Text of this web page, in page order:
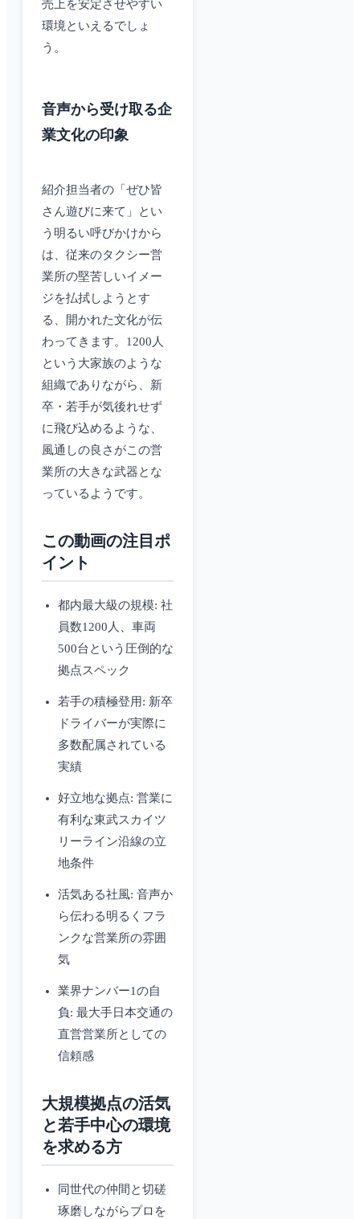
売上を安定させやすい
環境といえるでしょ
う。
音声から受け取る企
業文化の印象
紹介担当者の「ぜひ皆
さん遊びに来て」とい
う明るい呼びかけから
は、従来のタクシー営
業所の堅苦しいイメー
ジを払拭しようとす
る、開かれた文化が伝
わってきます。1200人
という大家族のような
組織でありながら、新
卒・若手が気後れせず
に飛び込めるような、
風通しの良さがこの営
業所の大きな武器とな
っているようです。
この動画の注目ポ
イント
都内最大級の規模: 社
員数1200人、車両
500台という圧倒的な
拠点スペック
若手の積極登用: 新卒
ドライバーが実際に
多数配属されている
実績
好立地な拠点: 営業に
有利な東武スカイツ
リーライン沿線の立
地条件
活気ある社風: 音声か
ら伝わる明るくフラ
ンクな営業所の雰囲
気
業界ナンバー1の自
負: 最大手日本交通の
直営営業所としての
信頼感
大規模拠点の活気
と若手中心の環境
を求める方
同世代の仲間と切磋
琢磨しながらプロを